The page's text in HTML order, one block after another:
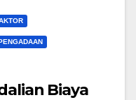
Biaya